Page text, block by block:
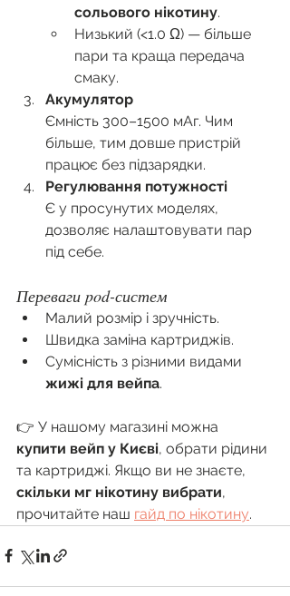
сольового нікотину.
Низький (<1.0 Ω) — більше
пари та краща передача
смаку.
Акумулятор
Ємність 300–1500 мАг. Чим
більше, тим довше пристрій
працює без підзарядки.
Регулювання потужності
Є у просунутих моделях,
дозволяє налаштовувати пар
під себе.
Переваги pod-систем
Малий розмір і зручність.
Швидка заміна картриджів.
Сумісність з різними видами
жижі для вейпа.
👉 У нашому магазині можна
купити вейп у Києві, обрати рідини
та картриджі. Якщо ви не знаєте,
скільки мг нікотину вибрати,
прочитайте наш гайд по нікотину.